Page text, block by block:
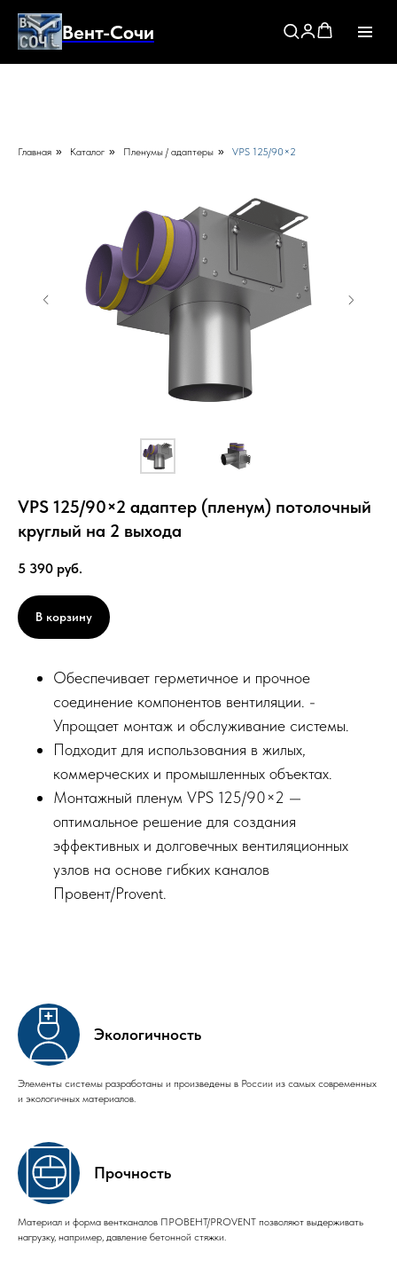
Вент-Сочи
Главная » Каталог » Пленумы / адаптеры » VPS 125/90×2
VPS 125/90×2 адаптер (пленум) потолочный
круглый на 2 выхода
5 390 руб.
В корзину
Обеспечивает герметичное и прочное
соединение компонентов вентиляции. -
Упрощает монтаж и обслуживание системы.
Подходит для использования в жилых,
коммерческих и промышленных объектах.
Монтажный пленум VPS 125/90×2 —
оптимальное решение для создания
эффективных и долговечных вентиляционных
узлов на основе гибких каналов
Провент/Provent.
Экологичность
Элементы системы разработаны и произведены в России из самых современных
и экологичных материалов.
Прочность
Материал и форма вентканалов ПРОВЕНТ/PROVENT позволяют выдерживать
нагрузку, например, давление бетонной стяжки.